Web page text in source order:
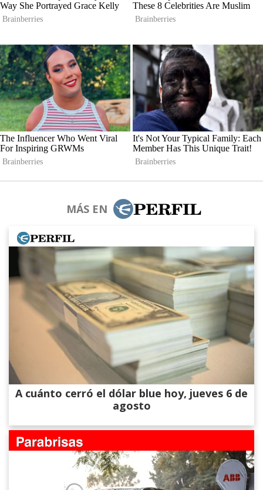
MÁS EN
A cuánto cerró el dólar blue hoy, jueves 6 de
agosto